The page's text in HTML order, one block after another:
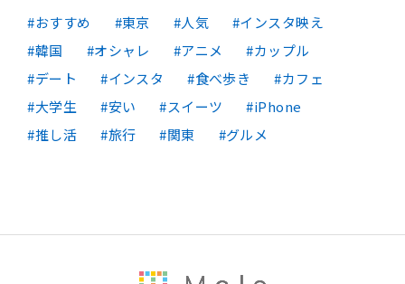
おすすめ 東京 人気
インスタ映え
韓国
オシャレ アニメ
カップル
デート
インスタ 食べ歩き
カフェ
大学生
安い スイーツ
iPhone
推し活
旅行 関東 グルメ